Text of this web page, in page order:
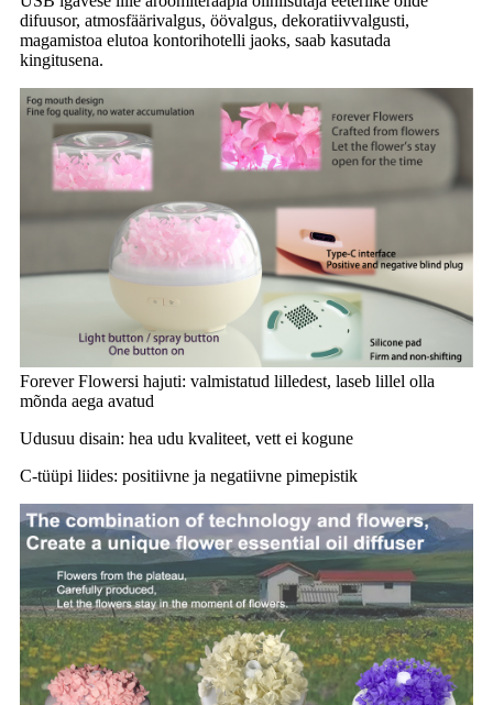
difuusor, atmosfäärivalgus, öövalgus, dekoratiivvalgusti,
magamistoa elutoa kontorihotelli jaoks, saab kasutada
kingitusena.
Forever Flowersi hajuti: valmistatud lilledest, laseb lillel olla
mõnda aega avatud
Udusuu disain: hea udu kvaliteet, vett ei kogune
C-tüüpi liides: positiivne ja negatiivne pimepistik